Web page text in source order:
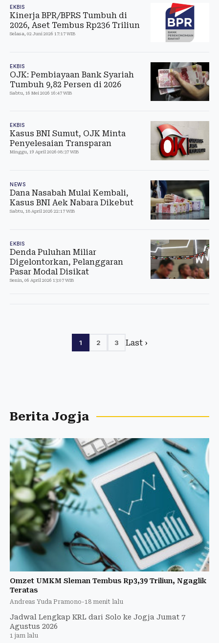
EKBIS
Kinerja BPR/BPRS Tumbuh di
2026, Aset Tembus Rp236 Triliun
Selasa, 02 Juni 2026 17:17 WIB
EKBIS
OJK: Pembiayaan Bank Syariah
Tumbuh 9,82 Persen di 2026
Sabtu, 16 Mei 2026 16:47 WIB
EKBIS
Kasus BNI Sumut, OJK Minta
Penyelesaian Transparan
Minggu, 19 April 2026 08:37 WIB
NEWS
Dana Nasabah Mulai Kembali,
Kasus BNI Aek Nabara Dikebut
Sabtu, 18 April 2026 22:17 WIB
EKBIS
Denda Puluhan Miliar
Digelontorkan, Pelanggaran
Pasar Modal Disikat
Senin, 06 April 2026 13:07 WIB
1 2 3 Last ›
Berita Jogja
Omzet UMKM Sleman Tembus Rp3,39 Triliun, Ngaglik
Teratas
Andreas Yuda Pramono-18 menit lalu
Jadwal Lengkap KRL dari Solo ke Jogja Jumat 7
Agustus 2026
1 jam lalu